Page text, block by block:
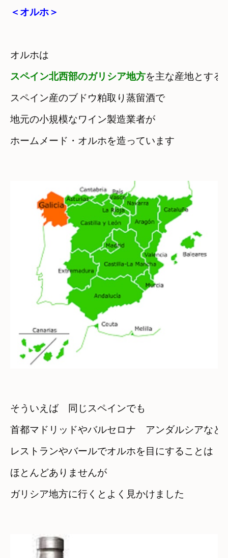
＜オルホ＞
スペイン北西部のガリシア地方を主な産地とする
スペイン産のブドウ粕取り蒸留酒で
地元の小規模なワイン製造業者が
ホームメード・オルホを造っています
そういえば　同じスペインでも
首都マドリッドやバルセロナ　アンダルシアなど
レストランやバールでオルホを目にすることは
ほとんどありませんが
ガリシア地方に行くとよく見かけました